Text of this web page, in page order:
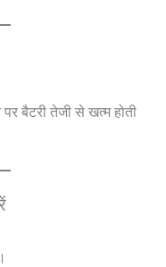
बैटरी तेजी से खत्म होती